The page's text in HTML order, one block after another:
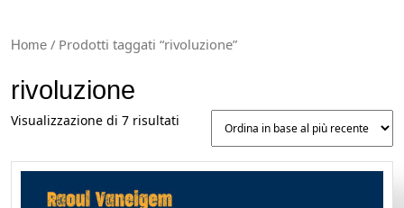
Home / Prodotti taggati “rivoluzione”
rivoluzione
Visualizzazione di 7 risultati
base